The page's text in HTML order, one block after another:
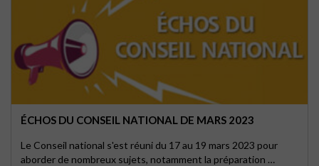
ÉCHOS DU CONSEIL NATIONAL DE MARS 2023
Le Conseil national s'est réuni du 17 au 19 mars 2023 pour
aborder de nombreux sujets, notamment la préparation …